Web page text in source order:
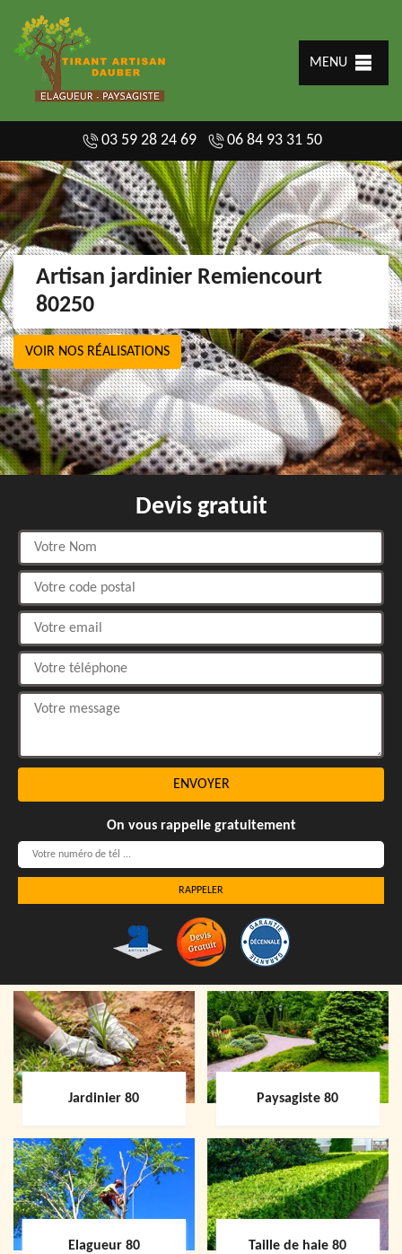
MENU
03 59 28 24 69 06 84 93 31 50
Artisan jardinier Remiencourt
80250
VOIR NOS RÉALISATIONS
Devis gratuit
On vous rappelle gratuitement
Jardinier 80 Paysagiste 80
Elagueur 80 Taille de haie 80